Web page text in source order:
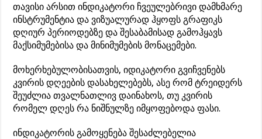
თავისი არსით ინდიკატორი ჩვეულებრივი დამხმარე
ინსტრუმენტია და ვიზუალურად ჰყოფს გრაფიკს
დღიურ პერიოდებზე და შესაბამისად გამოჰყავს
მაქსიმუმებისა და მინიმუმების მონაცემები.
მოხერხებულობისათვის, იდიკატორი გვიჩვენებს
კვირის დღეების დასახელებებს, ასე რომ ტრეიდერს
შეუძლია თვალნათლივ დაინახოს, თუ კვირის
რომელ დღეს რა ნიშნულზე იმყოფებოდა ფასი.
ინდიკატორის გამოყენება შესაძლებელია